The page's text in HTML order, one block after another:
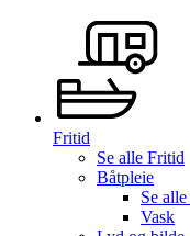
Fritid
Se alle Fritid
Båtpleie
Se alle
Vask